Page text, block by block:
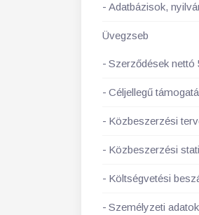
Adatbázisok,
Üvegzseb
Szerződések nettó
Céljellegű
Közbeszerzési
Közbeszerzési
Költségvetési
Személyzeti adatok